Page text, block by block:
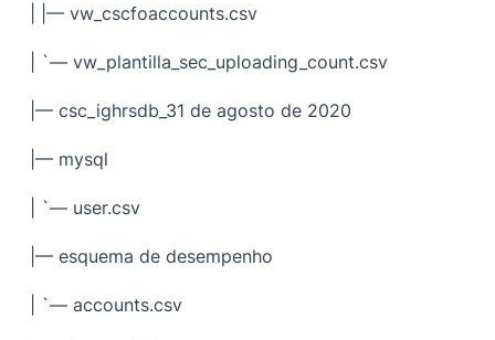
| |— vw_cscfoaccounts.csv
| `— vw_plantilla_sec_uploading_count.csv
|— csc_ighrsdb_31 de agosto de 2020
|— mysql
| `— user.csv
|— esquema de desempenho
| `— accounts.csv